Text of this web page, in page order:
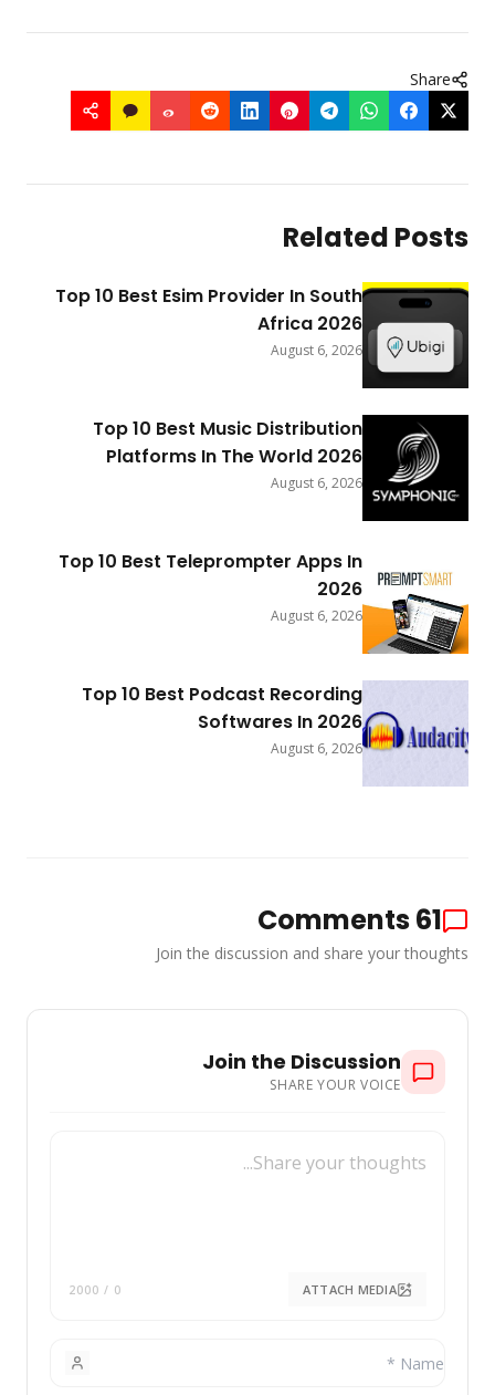
Share
Related Posts
Top 10 Best Esim Provider In South
Africa 2026
August 6, 2026
Top 10 Best Music Distribution
Platforms In The World 2026
August 6, 2026
Top 10 Best Teleprompter Apps In
2026
August 6, 2026
Top 10 Best Podcast Recording
Softwares In 2026
August 6, 2026
61
Comments
Join the discussion and share your thoughts
Join the Discussion
SHARE YOUR VOICE
ATTACH MEDIA
0
/ 2000